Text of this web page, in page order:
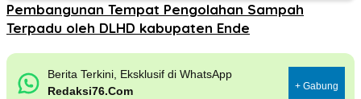
Pembangunan Tempat Pengolahan Sampah
Terpadu oleh DLHD kabupaten Ende
Berita Terkini, Eksklusif di WhatsApp
Redaksi76.Com
+ Gabung